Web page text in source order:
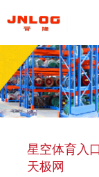
产品中心
星空体育入
天极网